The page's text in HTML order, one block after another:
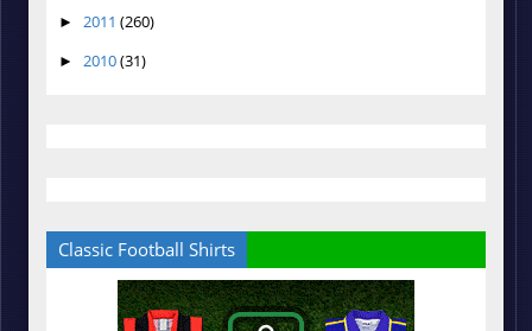
► 2011 (260)
► 2010(31)
Classic Football Shirts